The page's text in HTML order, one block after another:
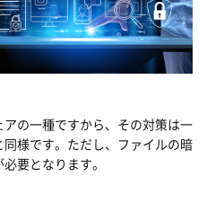
の一種ですから、その対策は一
様です。ただし、ファイルの暗
要となります。